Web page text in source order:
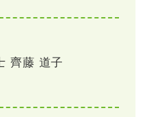
齊藤 道子